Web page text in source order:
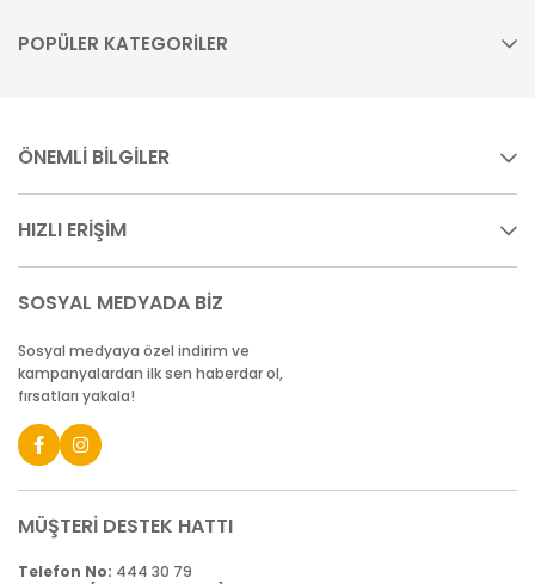
POPÜLER KATEGORİLER
ÖNEMLİ BİLGİLER
HIZLI ERİŞİM
SOSYAL MEDYADA BİZ
Sosyal medyaya özel indirim ve
kampanyalardan ilk sen haberdar ol,
fırsatları yakala!
MÜŞTERİ DESTEK HATTI
Telefon No: 444 30 79